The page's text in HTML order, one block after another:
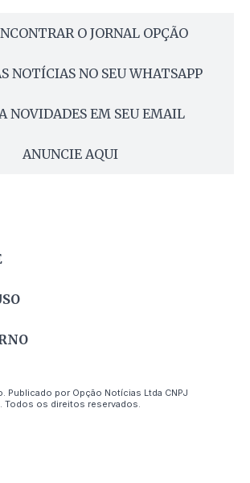
O JORNAL OPÇÃO
NOTÍCIAS NO SEU WHATSAPP
NOVIDADES EM SEU EMAIL
ANUNCIE AQUI
Publicado por Opção Notícias Ltda CNPJ
os direitos reservados.